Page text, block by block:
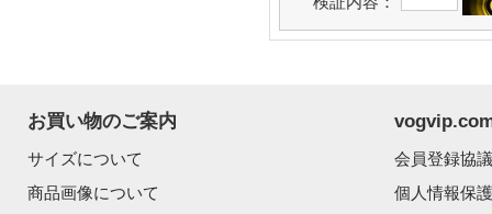
お買い物のご案内
サイズについて
商品画像について
会員登録協
個人情報保